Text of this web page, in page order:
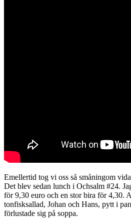
Emellertid tog vi oss så småningom
Det blev sedan lunch i Ochsalm #24.
för 9,30 euro och en stor bira för 4,30.
tonfisksallad, Johan och Hans, pytt i
förlustade sig på soppa.